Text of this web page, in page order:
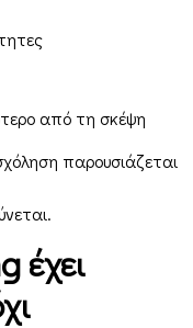
από τη σκέψη
παρουσιάζεται
έχει